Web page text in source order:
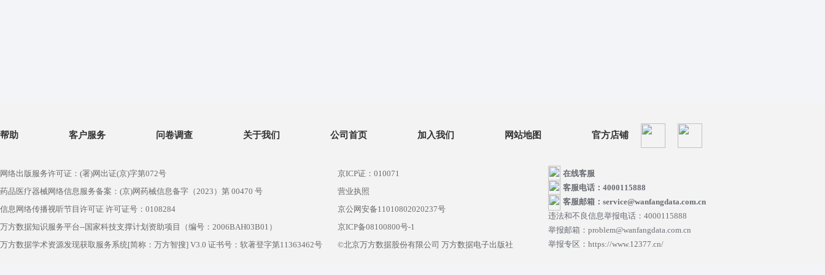
帮助 客户服务 问卷调查 关于我们 公司首页 加入我们 网站地图 官方店铺
网络出版服务许可证：(署)网出证(京)字第072号
药品医疗器械网络信息服务备案：(京)网药械信息备字（2023）第 00470 号
信息网络传播视听节目许可证 许可证号：0108284
万方数据知识服务平台--国家科技支撑计划资助项目（编号：2006BAH03B01）
万方数据学术资源发现获取服务系统[简称：万方智搜] V3.0 证书号：软著登字第11363462号
京ICP证：010071
营业执照
京公网安备11010802020237号
京ICP备08100800号-1
©北京万方数据股份有限公司 万方数据电子出版社
在线客服
客服电话：4000115888
客服邮箱：service@wanfangdata.com.cn
违法和不良信息举报电话：4000115888
举报邮箱：problem@wanfangdata.com.cn
举报专区：https://www.12377.cn/